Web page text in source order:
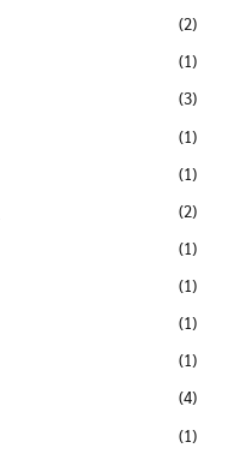
(2)
(1)
(3)
(1)
(1)
(2)
(1)
(1)
(1)
(1)
(4)
(1)